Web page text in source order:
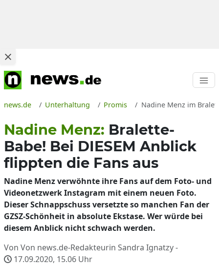
news.de Unterhaltung Promis Nadine Menz im
Nadine Menz: Bralette-
Babe! Bei DIESEM Anblick
flippten die Fans aus
Nadine Menz verwöhnte ihre Fans auf dem Foto- und
Videonetzwerk Instagram mit einem neuen Foto.
Dieser Schnappschuss versetzte so manchen Fan der
GZSZ-Schönheit in absolute Ekstase. Wer würde bei
diesem Anblick nicht schwach werden.
Von Von news.de-Redakteurin Sandra Ignatzy -
17.09.2020, 15.06 Uhr